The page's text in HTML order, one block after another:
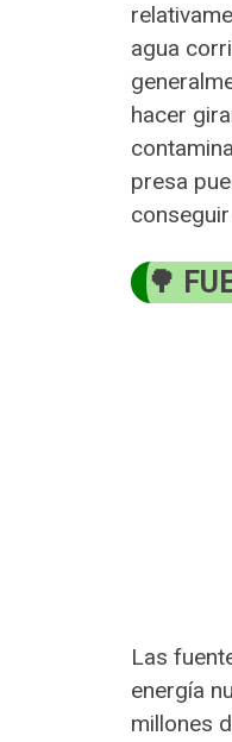
agua
hacer
presa
Las
energía
millones